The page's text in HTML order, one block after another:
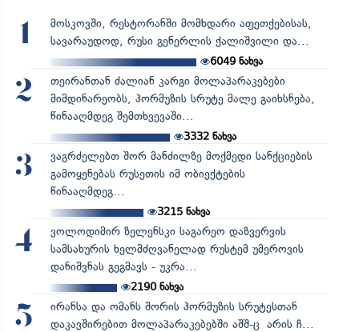
1
მოსკოვში, რესტორანში მომხდარი აფეთქებისას,
სავარაუდოდ, რუსი გენერლის ქალიშვილი და...
6049 ნახვა
2
თეირანთან ძალიან კარგი მოლაპარაკებები
მიმდინარეობს, ჰორმუზის სრუტე მალე გაიხსნება,
წინააღმდეგ შემთხვევაში...
3332ნახვა
3
ვაგრძელებთ შორ მანძილზე მოქმედი სანქციების
გამოყენებას რუსეთის იმ ობიექტების
წინააღმდეგ...
3215ნახვა
4
ვოლოდიმირ ზელენსკი საგარეო დაზვერვის
სამსახურის ხელმძღვანელად რუსტემ უმეროვის
დანიშვნას გეგმავს - უკრა...
2190ნახვა
5
ირანსა და ომანს შორის ჰორმუზის სრუტესთან
დაკავშირებით მოლაპარაკებებში აშშ-ც არის ჩ...